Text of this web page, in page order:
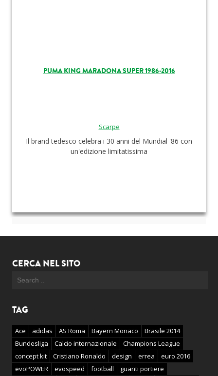
PUMA KING MARADONA SUPER 1986-2016
Scarpe
Il brand tedesco celebra i 30 anni del Mundial '86 con
un'edizione limitatissima
CERCA NEL SITO
TAG
Ace adidas AS Roma Bayern Monaco
Brasile 2014
Bundesliga
Calcio internazionale
Champions League
concept kit
Cristiano Ronaldo design errea
euro 2016
evoPOWER
evospeed football
guanti portiere